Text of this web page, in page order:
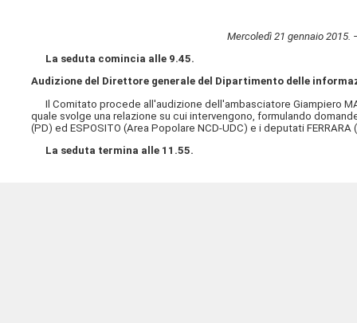
Mercoledì 21 gennaio 2015.
La seduta comincia alle 9.45.
Audizione del Direttore generale del Dipartimento delle
Il Comitato procede all'audizione dell'ambasciatore Giampiero
quale svolge una relazione su cui intervengono, formulando
(PD) ed ESPOSITO (Area Popolare NCD-UDC) e i deputati FERRARA
La seduta termina alle 11.55.